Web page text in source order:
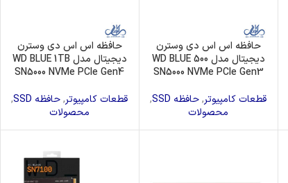
حافظه اس اس دی وسترن
دیجیتال مدل WD BLUE 500
SN5000 NVMe PCle Gen3
قطعات کامپیوتر,حافظه SSD
,
محصولات
حافظه اس اس دی وسترن
دیجیتال مدل WD BLUE 1TB
SN5000 NVMe PCle Gen4
قطعات کامپیوتر,حافظه SSD
,
محصولات